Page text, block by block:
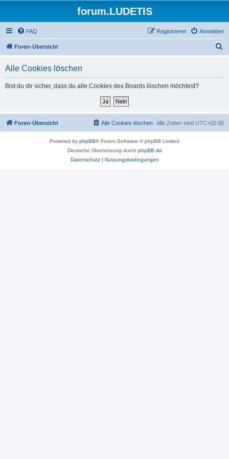
forum.LUDETIS
FAQ Anmelden
Registrieren
Foren-Übersicht
Alle Cookies löschen
Bist du dir sicher, dass du alle Cookies des Boards löschen möchtest?
Foren-Übersicht Alle Zeiten sind UTC+02:00
Alle Cookies löschen
Powered by phpBB® Forum Software © phpBB Limited
Deutsche Übersetzung durch phpBB.de
Datenschutz| Nutzungsbedingungen